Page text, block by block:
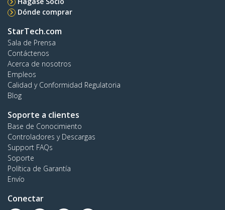
Dónde comprar
StarTech.com
Sala de Prensa
Contáctenos
Acerca de nosotros
Empleos
Calidad y Conformidad Regulatoria
Blog
Soporte a clientes
Base de Conocimiento
Controladores y Descargas
Support FAQs
Soporte
Política de Garantía
Envío
Conectar